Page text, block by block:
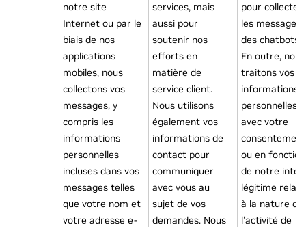
notre site
Internet ou par le
biais de nos
applications
mobiles, nous
collectons vos
messages, y
compris les
informations
personnelles
incluses dans vos
messages telles
que votre nom et
votre adresse e-
services, mais
aussi pour
soutenir nos
efforts en
matière de
service client.
Nous utilisons
également vos
informations de
contact pour
communiquer
avec vous au
sujet de vos
demandes. Nous
pour collecter
les messages
des chatbots.
En outre, nous
traitons vos
informations
personnelles
avec votre
consentement
ou en fonction
de notre
légitime relatif
à la nature de
l'activité de